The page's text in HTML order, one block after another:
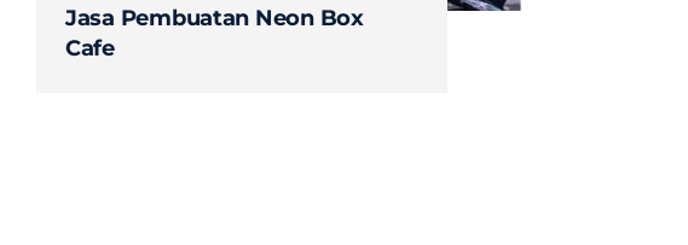
Jasa Pembuatan Neon Box
Cafe